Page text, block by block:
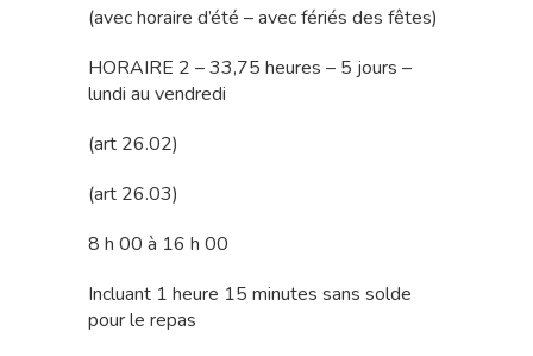
(avec horaire d’été – avec fériés des fêtes)
HORAIRE 2 – 33,75 heures – 5 jours –
lundi au vendredi
(art 26.02)
(art 26.03)
8 h 00 à 16 h 00
Incluant 1 heure 15 minutes sans solde
pour le repas